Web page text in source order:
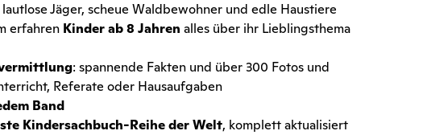
Jäger, scheue Waldbewohner und edle Haustiere
erfahren Kinder ab 8 Jahren alles über ihr Lieblingsthema
: spannende Fakten und über 300 Fotos und
Referate oder Hausaufgaben
Band
Kindersachbuch-Reihe der Welt, komplett aktualisiert